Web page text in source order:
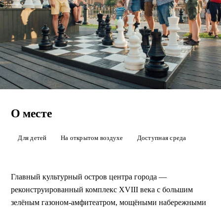
Новая Голландия
площадка «Фрегат», каток зимой, бесплатные кинопоказы и
О месте
Для детей На открытом воздухе Доступная среда
Главный культурный остров центра города —
реконструированный комплекс XVIII века с большим
зелёным газоном-амфитеатром, мощёными набережными